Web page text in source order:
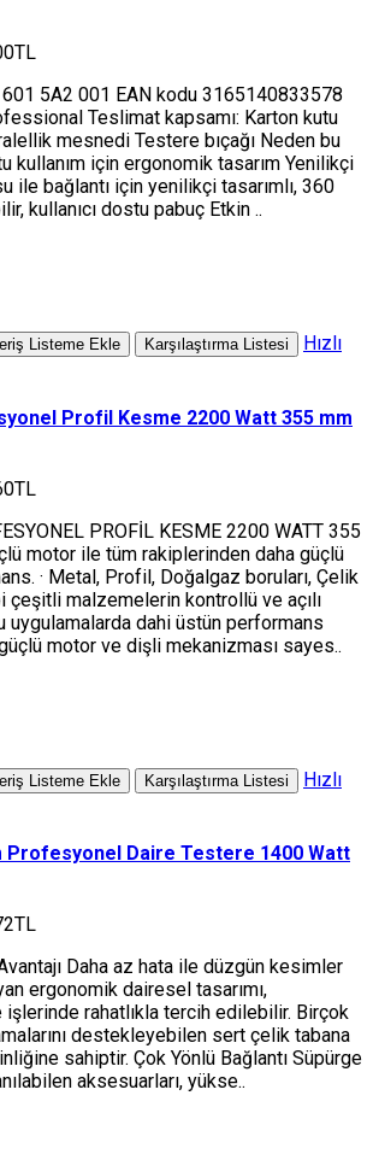
601 5A2 001 EAN kodu 3165140833578
Teslimat kapsamı: Karton kutu
mesnedi Testere bıçağı Neden bu
kullanım için ergonomik tasarım Yenilikçi
ile bağlantı için yenilikçi tasarımlı, 360
kullanıcı dostu pabuç Etkin ..
Listeme Ekle Karşılaştırma Listesi
Hızlı
Profil Kesme 2200 Watt 355 mm
PROFİL KESME 2200 WATT 355
motor ile tüm rakiplerinden daha güçlü
· Metal, Profil, Doğalgaz boruları, Çelik
çeşitli malzemelerin kontrollü ve açılı
dahi üstün performans
motor ve dişli mekanizması sayes..
Listeme Ekle Karşılaştırma Listesi
Hızlı
Profesyonel Daire Testere 1400 Watt
Daha az hata ile düzgün kesimler
ergonomik dairesel tasarımı,
rahatlıkla tercih edilebilir. Birçok
destekleyebilen sert çelik tabana
sahiptir. Çok Yönlü Bağlantı Süpürge
aksesuarları, yükse..